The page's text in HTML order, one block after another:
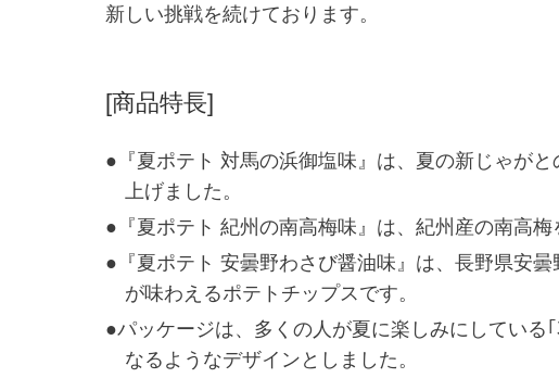
新しい挑戦を続けております。
[商品特長]
●『夏ポテト 対馬の浜御塩味』は、夏の新じゃが
上げました。
●『夏ポテト 紀州の南高梅味』は、紀州産の南高
●『夏ポテト 安曇野わさび醤油味』は、長野県安
が味わえるポテトチップスです。
●パッケージは、多くの人が夏に楽しみにしている
なるようなデザインとしました。